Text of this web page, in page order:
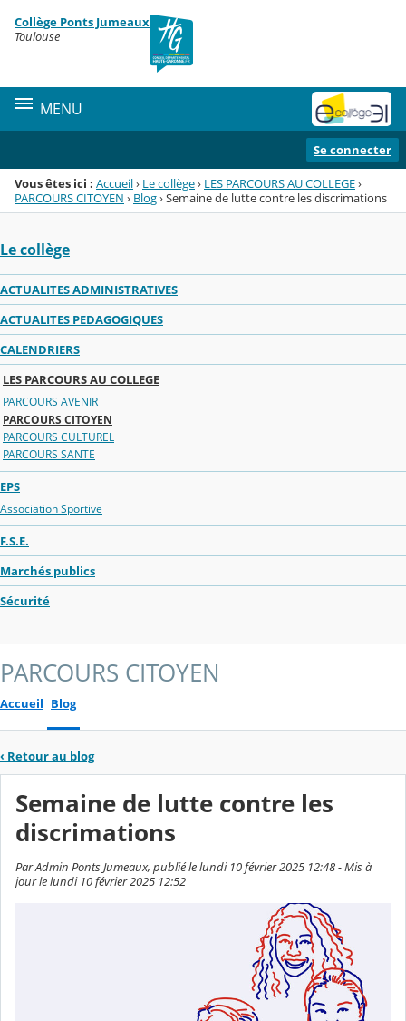
Menu de la rubrique
Contenu
Collège Ponts Jumeaux
Toulouse
MENU
Se connecter
Vous êtes ici : Accueil› Le collège› LES PARCOURS AU COLLEGE›
PARCOURS CITOYEN › Blog›Semaine de lutte contre les discrimations
Le collège
ACTUALITES ADMINISTRATIVES
ACTUALITES PEDAGOGIQUES
CALENDRIERS
LES PARCOURS AU COLLEGE
PARCOURS AVENIR
PARCOURS CITOYEN
PARCOURS CULTUREL
PARCOURS SANTE
EPS
Association Sportive
F.S.E.
Marchés publics
Sécurité
PARCOURS CITOYEN
Accueil Blog
‹ Retour au blog
Semaine de lutte contre les
discrimations
Par Admin Ponts Jumeaux, publié le lundi 10 février 2025 12:48 - Mis à
jour le lundi 10 février 2025 12:52